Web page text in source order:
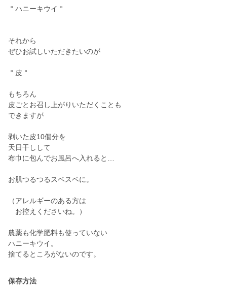
＂ハニーキウイ＂
それから
ぜひお試しいただきたいのが
＂皮＂
もちろん
皮ごとお召し上がりいただくことも
できますが
剥いた皮10個分を
天日干しして
布巾に包んでお風呂へ入れると…
お肌つるつるスベスベに。
（アレルギーのある方は
お控えくださいね。）
農薬も化学肥料も使っていない
ハニーキウイ。
捨てるところがないのです。
保存方法